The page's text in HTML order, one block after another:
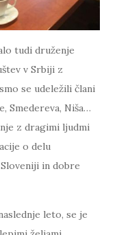
tudi druženje
v Srbiji z
se udeležili člani
Smedereva, Niša…
z dragimi ljudmi
o delu
in dobre
leto, se je